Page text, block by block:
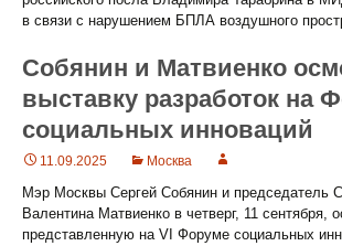
в связи с нарушением БПЛА воздушного
Собянин и Матвиенко
выставку разработок на
социальных инноваций
11.09.2025 Москва
Мэр Москвы Сергей Собянин и председатель
Валентина Матвиенко в четверг, 11 сентября,
представленную на VI Форуме социальных